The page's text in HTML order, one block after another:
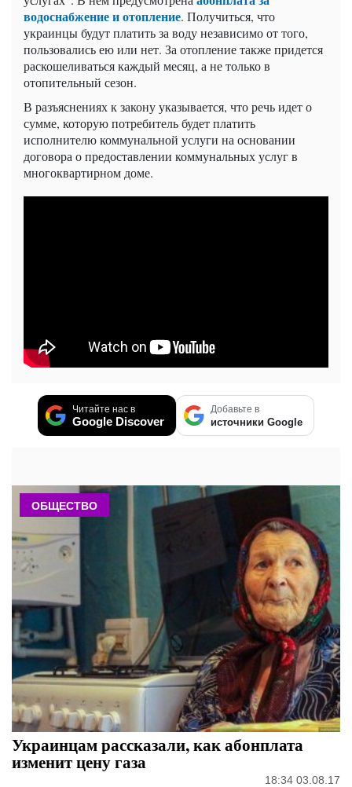
водоснабжение и отопление. Получиться, что
украинцы будут платить за воду независимо от того,
пользовались ею или нет. За отопление также придется
раскошеливаться каждый месяц, а не только в
отопительный сезон.
В разъяснениях к закону указывается, что речь идет о
сумме, которую потребитель будет платить
исполнителю коммунальной услуги на основании
договора о предоставлении коммунальных услуг в
многоквартирном доме.
Читайте нас в
Google Discover
Добавьте в
источники Google
ОБЩЕСТВО
Украинцам рассказали, как абонплата
изменит цену газа
18:34 03.08.17